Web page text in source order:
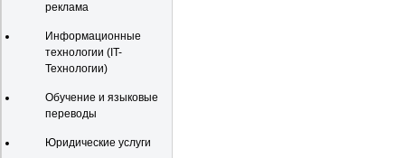
реклама
Информационные
технологии (IT-
Технологии)
Обучение и языковые
переводы
Юридические услуги